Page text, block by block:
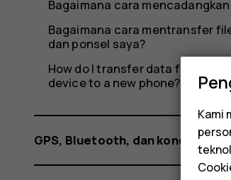
Bagaimana cara
Bagaimana cara mentransfer
dan ponsel saya?
How do I transfer data from an
device to a new phone?
GPS, Bluetooth, dan koneksi
Kami